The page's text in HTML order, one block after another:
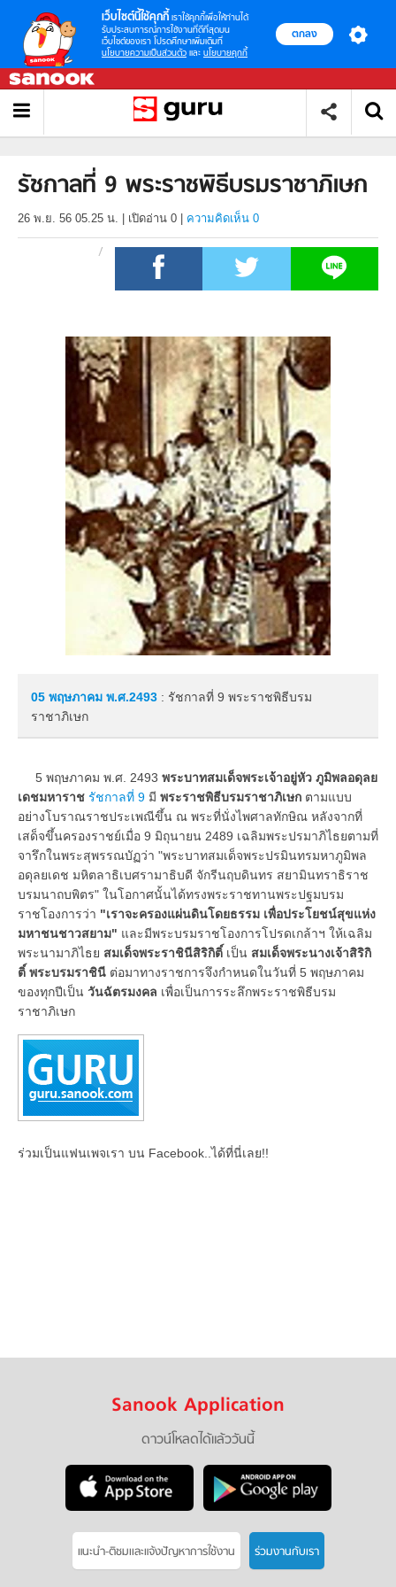
เว็บไซต์นี้ใช้คุกกี้ เราใช้คุกกี้เพื่อให้ท่านได้
รับประสบการณ์การใช้งานที่ดีที่สุดบน
เว็บไซต์ของเรา โปรดศึกษาเพิ่มเติมที่
นโยบายความเป็นส่วนตัว และ นโยบายคุกกี้
ตกลง
รัชกาลที่ 9 พระราชพิธีบรมราชาภิเษก
26 พ.ย. 56 05.25 น. เปิดอ่าน 0 ความคิดเห็น 0
05 พฤษภาคม พ.ศ.2493 : รัชกาลที่ 9 พระราชพิธีบรม
ราชาภิเษก
5 พฤษภาคม พ.ศ. 2493 พระบาทสมเด็จพระเจ้าอยู่หัว ภูมิพลอดุลย
เดชมหาราช รัชกาลที่ 9 มี พระราชพิธีบรมราชาภิเษก ตามแบบ
อย่างโบราณราชประเพณีขึ้น ณ พระที่นั่งไพศาลทักษิณ หลังจากที่
เสด็จขึ้นครองราชย์เมื่อ 9 มิถุนายน 2489 เฉลิมพระปรมาภิไธยตามที่
จารึกในพระสุพรรณบัฏว่า "พระบาทสมเด็จพระปรมินทรมหาภูมิพล
อดุลยเดช มหิตลาธิเบศรามาธิบดี จักรีนฤบดินทร สยามินทราธิราช
บรมนาถบพิตร" ในโอกาศนั้นได้ทรงพระราชทานพระปฐมบรม
ราชโองการว่า "เราจะครองแผ่นดินโดยธรรม เพื่อประโยชน์สุขแห่ง
มหาชนชาวสยาม" และมีพระบรมราชโองการโปรดเกล้าฯ ให้เฉลิม
พระนามาภิไธย สมเด็จพระราชินีสิริกิติ์ เป็น สมเด็จพระนางเจ้าสิริกิ
ติ์ พระบรมราชินี ต่อมาทางราชการจึงกำหนดในวันที่ 5 พฤษภาคม
ของทุกปีเป็น วันฉัตรมงคล เพื่อเป็นการระลึกพระราชพิธีบรม
ราชาภิเษก
ร่วมเป็นแฟนเพจเรา บน Facebook..ได้ที่นี่เลย!!
Sanook Application
ดาวน์โหลดได้แล้ววันนี้
แนะนำ-ติชมเเละแจ้งปัญหาการใช้งาน ร่วมงานกับเรา